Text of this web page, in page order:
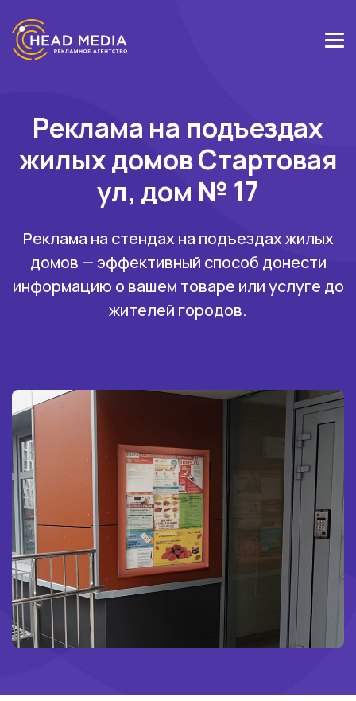
Реклама на подъездах
жилых домов Стартовая
ул, дом № 17
Реклама на стендах на подъездах жилых
домов — эффективный способ донести
информацию о вашем товаре или услуге до
жителей городов.